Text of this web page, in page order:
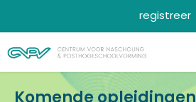
registreer
Komende opleidingen